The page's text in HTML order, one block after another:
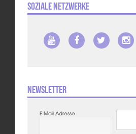
Soziale Netzwerke
Newsletter
E-Mail Adresse